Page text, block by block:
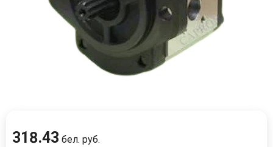
318.43 бел. руб.